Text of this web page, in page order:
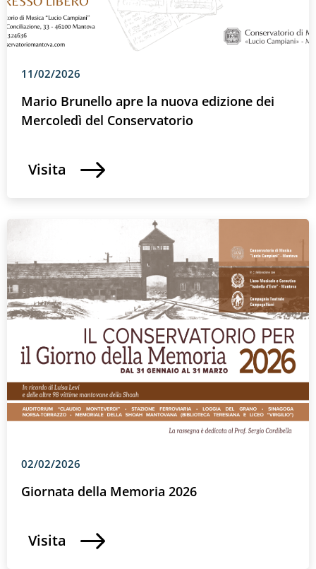
11/02/2026
Mario Brunello apre la nuova edizione dei
Mercoledì del Conservatorio
Visita
02/02/2026
Giornata della Memoria 2026
Visita